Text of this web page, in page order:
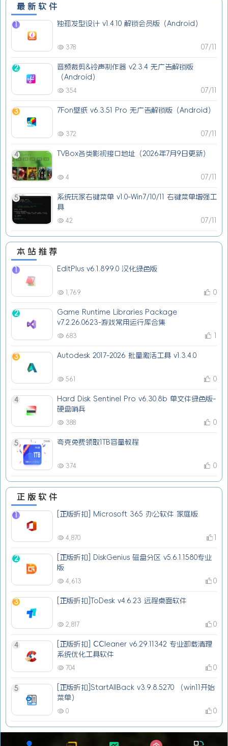
最新软件
1 独孤发型设计 v1.4.10 解锁会员版（Android）
07/11
378
2
音频裁剪&铃声制作器 v2.3.4 无广告解锁版
（Android）
07/11
354
3 7Fon壁纸 v6.3.51 Pro 无广告解锁版（Android）
07/11
372
4 TVBox各类影视接口地址（2026年7月9日更新）
07/11
4
5
系统玩家右键菜单 v1.0-Win7/10/11 右键菜单增强工
具
07/11
42
本站推荐
1 EditPlus v6.1.899.0 汉化绿色版
1,769 0
2
Game Runtime Libraries Package
v7.2.26.0623-游戏常用运行库合集
683 1
3 Autodesk 2017-2026 批量激活工具 v1.3.4.0
561 0
4
Hard Disk Sentinel Pro v6.30.8b 单文件绿色版-
硬盘哨兵
388 0
5 夸克免费领取1TB容量教程
374 0
正版软件
1 [正版折扣] Microsoft 365 办公软件 家庭版
4,870 1
2
[正版折扣] DiskGenius 磁盘分区 v5.6.1.1580专业
版
4,613 0
3 [正版折扣]ToDesk v4.6.23 远程桌面软件
2,817 0
4
[正版折扣] CCleaner v6.29.11342 专业卸载清理
系统优化工具软件
704 0
5
[正版折扣]StartAllBack v3.9.8.5270 （win11开始
菜单）
0 0